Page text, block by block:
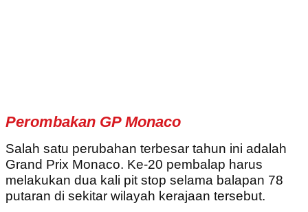
Perombakan GP Monaco
Salah satu perubahan terbesar tahun ini adalah
Grand Prix Monaco. Ke-20 pembalap harus
melakukan dua kali pit stop selama balapan 78
putaran di sekitar wilayah kerajaan tersebut.